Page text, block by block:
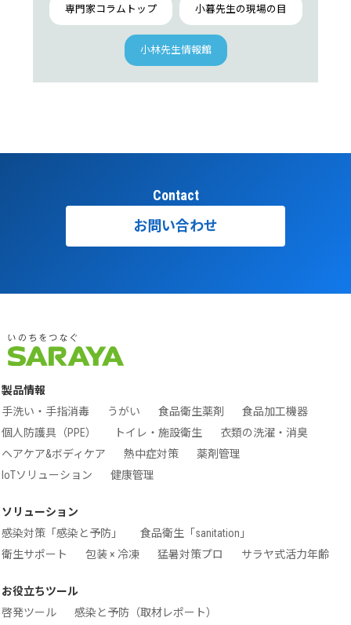
第6回：サルモネラ（Salmonella）という細菌
第5回：野菜、果物による食中毒について（その
大腸菌について（その2）
第2回：腸管出血性大腸菌O157と他の下痢原因の
大腸菌について（その1）
専門家コラムトップ 小暮先生の現場の目
小林先生情報館
Contact
お問い合わせ
製品情報
手洗い・手指消毒
うがい 食品衛生薬剤
食品加工機器
個人防護具（PPE）
トイレ・施設衛生
衣類の洗濯・消臭
ヘアケア&ボディケア
熱中症対策
薬剤管理
IoTソリューション
健康管理
ソリューション
感染対策「感染と予防」
食品衛生「sanitation」
衛生サポート
包装 × 冷凍 猛暑対策プロ サラヤ式活力年齢
お役立ちツール
啓発ツール
感染と予防（取材レポート）